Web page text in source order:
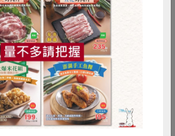
RPET 食譜 減硝酸鹽
食安 共同購買